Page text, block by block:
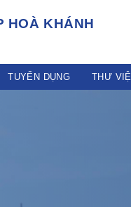
HOÀ KHÁNH
TUYỂN DỤNG THƯ